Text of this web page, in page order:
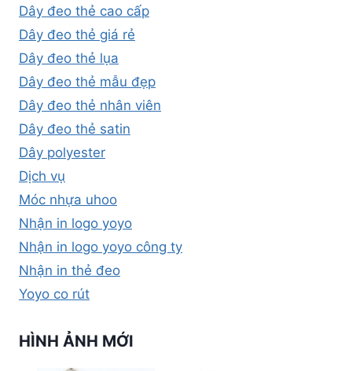
Dây đeo thẻ cao cấp
Dây đeo thẻ giá rẻ
Dây đeo thẻ lụa
Dây đeo thẻ mẫu đẹp
Dây đeo thẻ nhân viên
Dây đeo thẻ satin
Dây polyester
Dịch vụ
Móc nhựa uhoo
Nhận in logo yoyo
Nhận in logo yoyo công ty
Nhận in thẻ đeo
Yoyo co rút
HÌNH ẢNH MỚI